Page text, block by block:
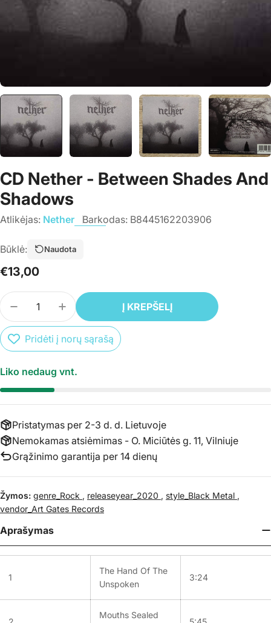
CD Nether - Between Shades And
Shadows
Atlikėjas: Nether Barkodas: B8445162203906
Būklė: Naudota
Įprasta
€13,00
Kiekis
SUMAŽINTI PREKĖS CD NETHER - BETWEEN
PADIDINTI PREKĖS CD NETHER -
Į KREPŠELĮ
Pridėti į norų sąrašą
Liko nedaug vnt.
Pristatymas per 2-3 d. d. Lietuvoje
Nemokamas atsiėmimas - O. Miciūtės g. 11, Vilniuje
Grąžinimo garantija per 14 dienų
Žymos: genre_Rock , releaseyear_2020 , style_Black Metal ,
vendor_Art Gates Records
Aprašymas
1
The Hand Of The
Unspoken
3:24
Mouths Sealed